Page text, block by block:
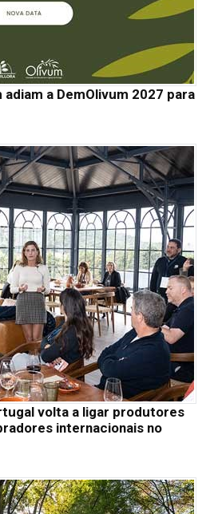
a DemOlivum 2027 para
volta a ligar produtores
internacionais no